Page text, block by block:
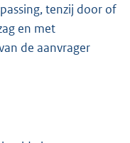
tenzij door of
en met
de aanvrager